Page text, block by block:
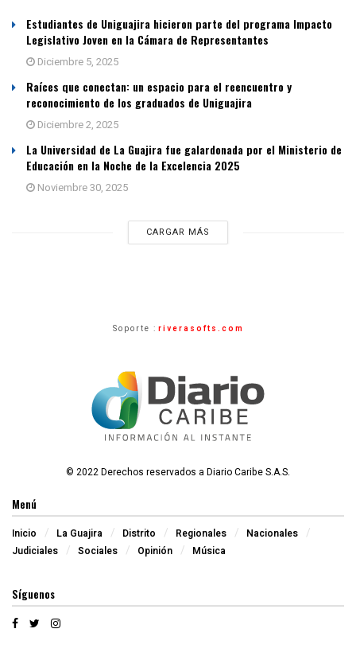
Estudiantes de Uniguajira hicieron parte del programa Impacto
Legislativo Joven en la Cámara de Representantes
Diciembre 5, 2025
Raíces que conectan: un espacio para el reencuentro y
reconocimiento de los graduados de Uniguajira
Diciembre 2, 2025
La Universidad de La Guajira fue galardonada por el Ministerio de
Educación en la Noche de la Excelencia 2025
Noviembre 30, 2025
CARGAR MÁS
Soporte : riverasofts.com
© 2022 Derechos reservados a Diario Caribe S.A.S.
Menú
Inicio La Guajira Distrito Regionales
Nacionales
Judiciales
Sociales Opinión Música
Síguenos